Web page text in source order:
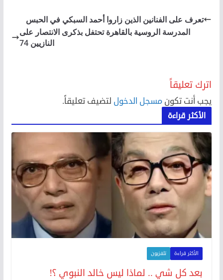
تعرف على الفنانين الذين زاروا أحمد السبكي في الحبس
المدرسة الروسية بالقاهرة تحتفل بذكرى الانتصار على
النازيين 74
اترك تعليقاً
يجب أنت تكون مسجل الدخول لتضيف تعليقاً.
الأكثر قراءة
الأكثر قراءة تلفزيون
بعد كل شي .. لماذا ليس خالد النبوي ؟!